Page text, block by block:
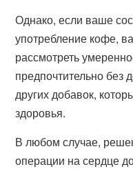
Однако, если ваше
употребление кофе,
рассмотреть
предпочтительно без
других добавок,
здоровья.
В любом случае,
операции на сердце